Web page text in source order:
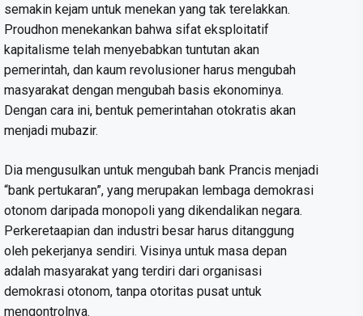
semakin kejam untuk menekan yang tak terelakkan.
Proudhon menekankan bahwa sifat eksploitatif
kapitalisme telah menyebabkan tuntutan akan
pemerintah, dan kaum revolusioner harus mengubah
masyarakat dengan mengubah basis ekonominya.
Dengan cara ini, bentuk pemerintahan otokratis akan
menjadi mubazir.
Dia mengusulkan untuk mengubah bank Prancis menjadi
“bank pertukaran”, yang merupakan lembaga demokrasi
otonom daripada monopoli yang dikendalikan negara.
Perkeretaapian dan industri besar harus ditanggung
oleh pekerjanya sendiri. Visinya untuk masa depan
adalah masyarakat yang terdiri dari organisasi
demokrasi otonom, tanpa otoritas pusat untuk
mengontrolnya.